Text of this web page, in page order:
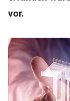
vor.